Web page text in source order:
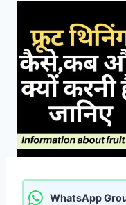
WhatsApp